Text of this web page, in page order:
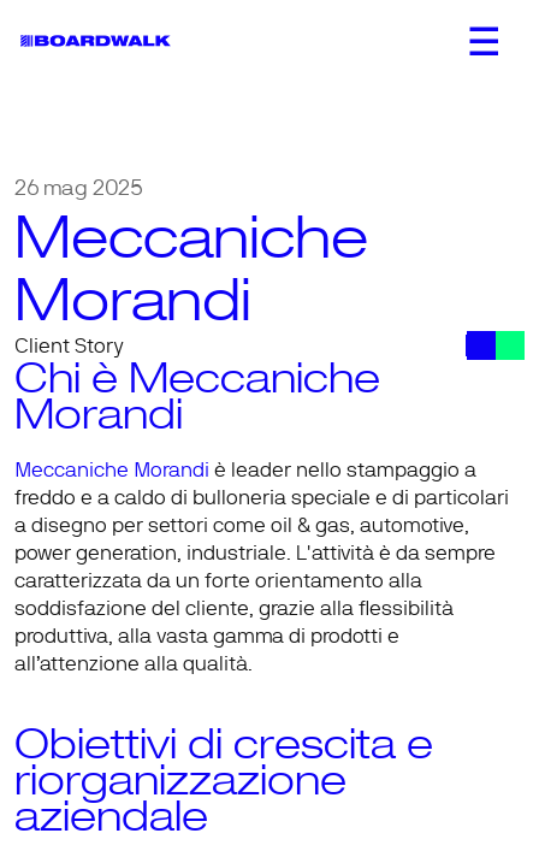
26 mag 2025
Meccaniche
Morandi
Client Story
Chi è Meccaniche
Morandi
Meccaniche Morandi è leader nello stampaggio a
freddo e a caldo di bulloneria speciale e di particolari
a disegno per settori come oil & gas, automotive,
power generation, industriale. L'attività è da sempre
caratterizzata da un forte orientamento alla
soddisfazione del cliente, grazie alla flessibilità
produttiva, alla vasta gamma di prodotti e
all’attenzione alla qualità.
Obiettivi di crescita e
riorganizzazione
aziendale